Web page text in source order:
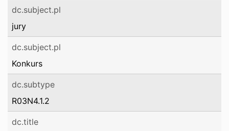
dc.subject.pl
jury
dc.subject.pl
Konkurs
dc.subtype
R03N4.1.2
dc.title